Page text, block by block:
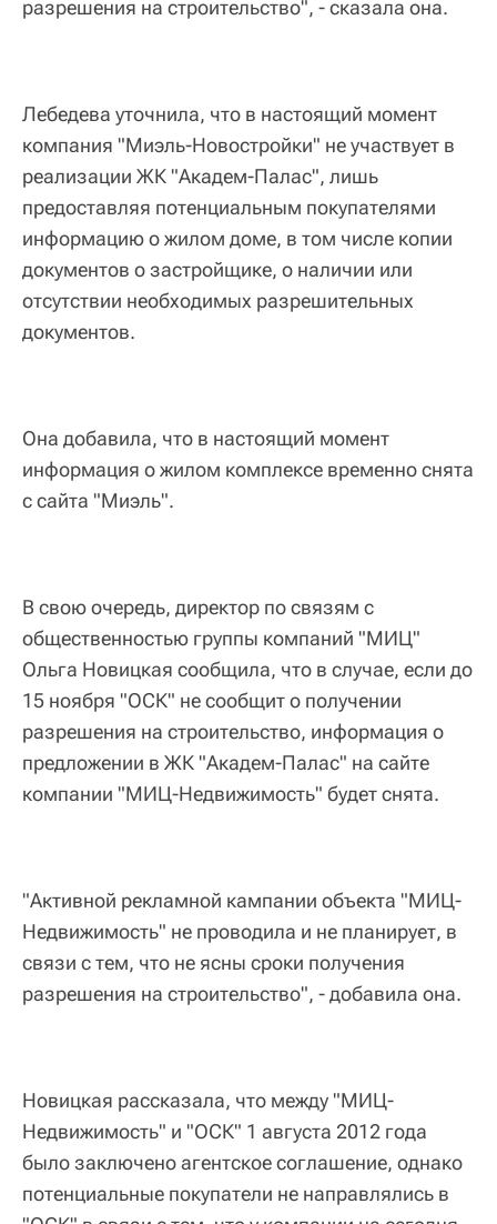
разрешения на строительство", - сказала она.
Лебедева уточнила, что в настоящий момент
компания "Миэль-Новостройки" не участвует в
реализации ЖК "Академ-Палас", лишь
предоставляя потенциальным покупателями
информацию о жилом доме, в том числе копии
документов о застройщике, о наличии или
отсутствии необходимых разрешительных
документов.
Она добавила, что в настоящий момент
информация о жилом комплексе временно снята
с сайта "Миэль".
В свою очередь, директор по связям с
общественностью группы компаний "МИЦ"
Ольга Новицкая сообщила, что в случае, если до
15 ноября "ОСК" не сообщит о получении
разрешения на строительство, информация о
предложении в ЖК "Академ-Палас" на сайте
компании "МИЦ-Недвижимость" будет снята.
"Активной рекламной кампании объекта "МИЦ-
Недвижимость" не проводила и не планирует, в
связи с тем, что не ясны сроки получения
разрешения на строительство", - добавила она.
Новицкая рассказала, что между "МИЦ-
Недвижимость" и "ОСК" 1 августа 2012 года
было заключено агентское соглашение, однако
потенциальные покупатели не направлялись в